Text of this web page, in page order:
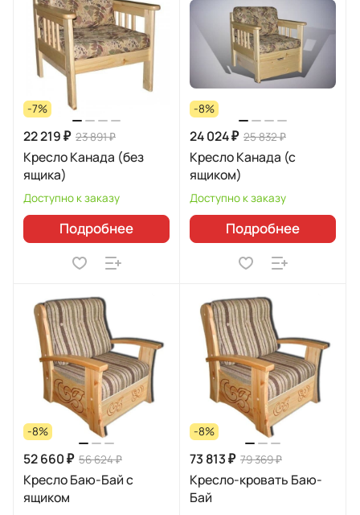
-7%
22 219 ₽ 23 891 ₽
Кресло Канада (без
ящика)
Доступно к заказу
Подробнее
-8%
24 024 ₽ 25 832 ₽
Кресло Канада (с
ящиком)
Доступно к заказу
Подробнее
-8%
52 660 ₽ 56 624 ₽
Кресло Баю-Бай с
ящиком
-8%
73 813 ₽ 79 369 ₽
Кресло-кровать Баю-
Бай